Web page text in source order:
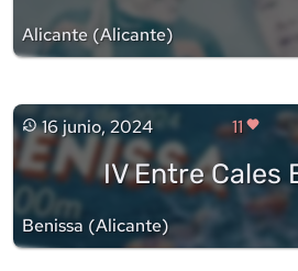
Alicante (Alicante)
16 junio, 2024 11
IV Entre Cales
Benissa (Alicante)